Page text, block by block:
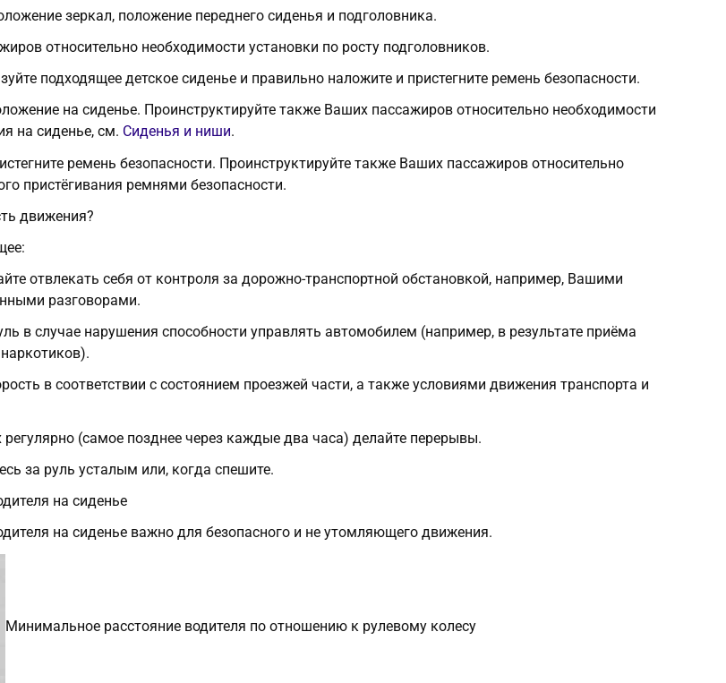
зеркал, положение переднего сиденья и подголовника.
относительно необходимости установки по росту подголовников.
подходящее детское сиденье и правильно наложите и пристегните ремень безопасности.
на сиденье. Проинструктируйте также Ваших пассажиров относительно необходимости
на сиденье, см. Сиденья и ниши.
ремень безопасности. Проинструктируйте также Ваших пассажиров относительно
пристёгивания ремнями безопасности.
движения?
отвлекать себя от контроля за дорожно-транспортной обстановкой, например, Вашими
разговорами.
в случае нарушения способности управлять автомобилем (например, в результате приёма
в соответствии с состоянием проезжей части, а также условиями движения транспорта и
(самое позднее через каждые два часа) делайте перерывы.
за руль усталым или, когда спешите.
на сиденье
на сиденье важно для безопасного и не утомляющего движения.
Минимальное расстояние водителя по отношению к рулевому колесу